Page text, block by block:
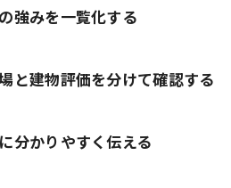
強みを一覧化する
と建物評価を分けて確認する
分かりやすく伝える